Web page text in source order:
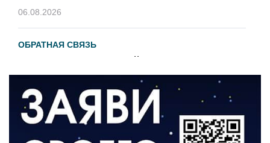
06.08.2026
ОБРАТНАЯ СВЯЗЬ
Администрация онлайн
ВЛАСТЬ
День памяти и «Симфония народов»